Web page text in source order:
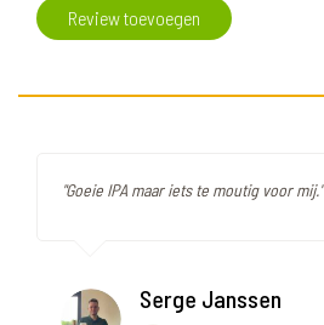
Review toevoegen
"Goeie IPA maar iets te moutig voor mij."
Serge Janssen